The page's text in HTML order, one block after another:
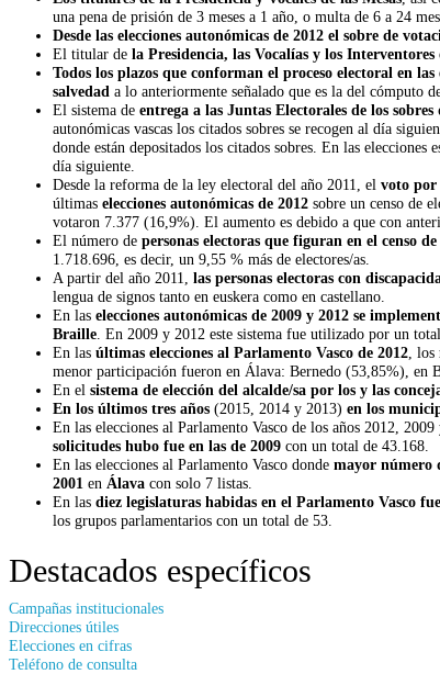
una pena de prisión de 3 meses a 1 año, o multa de 6 a 24
Desde las elecciones autonómicas de 2012 el sobre de
El titular de la Presidencia, las Vocalías y los
Todos los plazos que conforman el proceso electoral en
salvedad a lo anteriormente señalado que es la del cómputo
El sistema de entrega a las Juntas Electorales de los
autonómicas vascas los citados sobres se recogen al día
donde están depositados los citados sobres. En las
día siguiente.
Desde la reforma de la ley electoral del año 2011, el voto por
últimas elecciones autonómicas de 2012 sobre un censo de
votaron 7.377 (16,9%). El aumento es debido a que con
El número de personas electoras que figuran en el censo
1.718.696, es decir, un 9,55 % más de electores/as.
A partir del año 2011, las personas electoras con
lengua de signos tanto en euskera como en castellano.
En las elecciones autonómicas de 2009 y 2012 se
Braille . En 2009 y 2012 este sistema fue utilizado por un
En las últimas elecciones al Parlamento Vasco de 2012 , los
menor participación fueron en Álava: Bernedo (53,85%), en
En el sistema de elección del alcalde/sa por los y las
En los últimos tres años (2015, 2014 y 2013) en los
En las elecciones al Parlamento Vasco de los años 2012,
solicitudes hubo fue en las de 2009 con un total de 43.168.
En las elecciones al Parlamento Vasco donde mayor número
2001 en Álava con solo 7 listas.
En las diez legislaturas habidas en el Parlamento Vasco
los grupos parlamentarios con un total de 53.
Destacados específicos
Campañas institucionales
Direcciones útiles
Elecciones en cifras
Teléfono de consulta